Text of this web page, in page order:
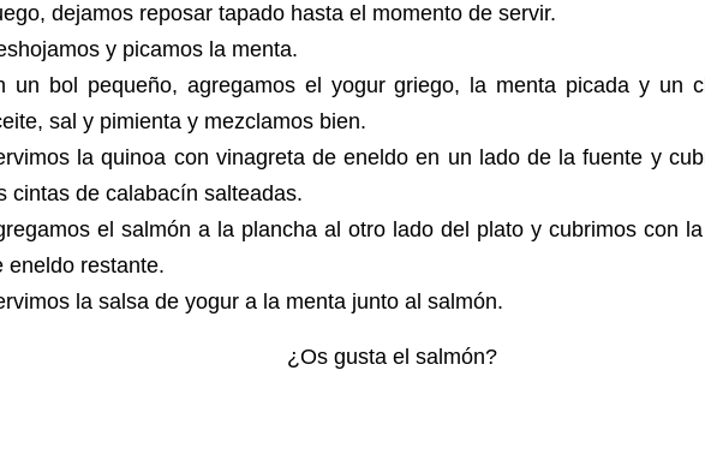
dejamos reposar tapado hasta el momento de servir.
y picamos la menta.
un bol pequeño, agregamos el yogur griego, la menta picada y un
sal y pimienta y mezclamos bien.
la quinoa con vinagreta de eneldo en un lado de la fuente y
cintas de calabacín salteadas.
el salmón a la plancha al otro lado del plato y cubrimos con
eneldo restante.
la salsa de yogur a la menta junto al salmón.
¿Os gusta el salmón?